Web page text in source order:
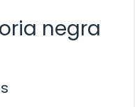
negra